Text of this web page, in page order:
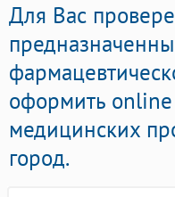
Для Вас
оформить online
медицинских
город.